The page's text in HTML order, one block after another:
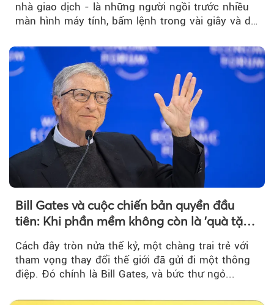
nhà giao dịch - là những người ngồi trước nhiều
màn hình máy tính, bấm lệnh trong vài giây và dễ
Bill Gates và cuộc chiến bản quyền đầu
tiên: Khi phần mềm không còn là 'quà tặng
Cách đây tròn nửa thế kỷ, một chàng trai trẻ với
tham vọng thay đổi thế giới đã gửi đi một thông
điệp. Đó chính là Bill Gates, và bức thư ngỏ...